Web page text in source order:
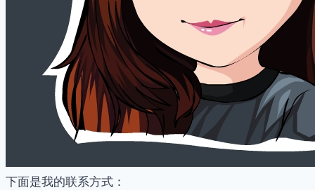
下面是我的联系方式：